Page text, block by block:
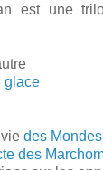
est une
glace
des
des